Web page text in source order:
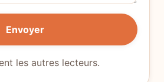
Envoyer
les autres lecteurs.